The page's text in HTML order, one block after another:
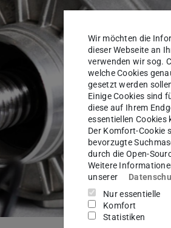
Wir möchten die
dieser Webseite an
verwenden wir sog.
welche Cookies
gesetzt werden
Einige Cookies sind
diese auf Ihrem
essentiellen
Der Komfort-Cookie
bevorzugte
durch die Open-
Weitere
unserer
Nur essentielle
Komfort
Statistiken